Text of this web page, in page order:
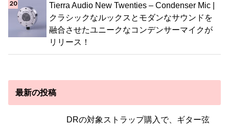
Tierra Audio New Twenties – Condenser Mic |
クラシックなルックスとモダンなサウンドを
融合させたユニークなコンデンサーマイクが
リリース！
最新の投稿
DRの対象ストラップ購入で、ギター弦